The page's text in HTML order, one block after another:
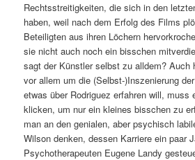
Rechtsstreitigkeiten, die sich in den
haben, weil nach dem Erfolg des Films
Beteiligten aus ihren Löchern
sie nicht auch noch ein bisschen
sagt der Künstler selbst zu alldem? Auch
vor allem um die (Selbst-)Inszenierung
etwas über Rodriguez erfahren will, muss
klicken, um nur ein kleines bisschen zu
man an den genialen, aber psychisch
Wilson denken, dessen Karriere ein paar
Psychotherapeuten Eugene Landy